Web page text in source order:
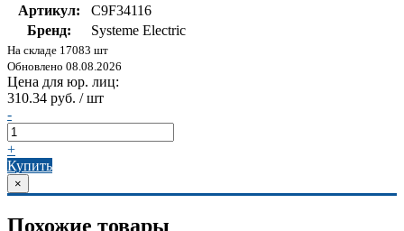
Артикул:
C9F34116
Бренд:
Systeme Electric
На складе 17083 шт
Обновлено 08.08.2026
Цена для юр. лиц:
310.34 руб. / шт
-
+
Купить
×
Похожие товары